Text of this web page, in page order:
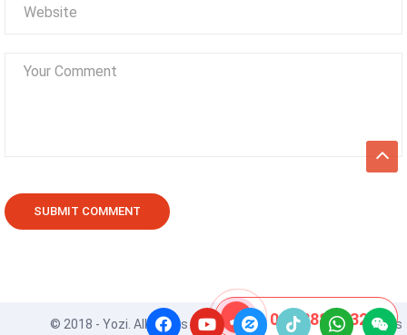
© 2018 - Yozi. All Rights Reserved. Powered by ApusThemes
08 8888 0532